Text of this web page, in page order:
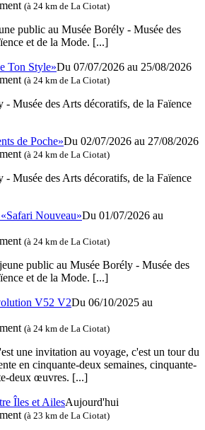
(à 24 km de La Ciotat)
public au Musée Borély - Musée des
et de la Mode. [...]
Ton Style»Du 07/07/2026 au 25/08/2026
(à 24 km de La Ciotat)
Musée des Arts décoratifs, de la Faïence
de Poche»Du 02/07/2026 au 27/08/2026
(à 24 km de La Ciotat)
Musée des Arts décoratifs, de la Faïence
Nouveau»Du 01/07/2026 au
(à 24 km de La Ciotat)
public au Musée Borély - Musée des
et de la Mode. [...]
V52 V2Du 06/10/2025 au
(à 24 km de La Ciotat)
une invitation au voyage, c'est un tour du
en cinquante-deux semaines, cinquante-
deux œuvres. [...]
Îles et AilesAujourd'hui
(à 23 km de La Ciotat)